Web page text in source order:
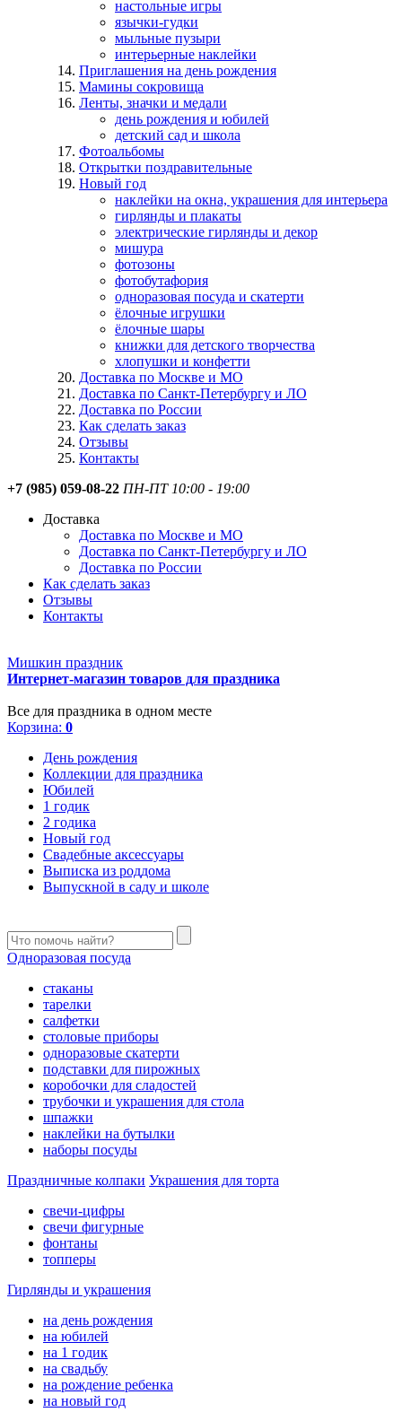
настольные игры
язычки-гудки
мыльные пузыри
интерьерные наклейки
Приглашения на день рождения
Мамины сокровища
Ленты, значки и медали
день рождения и юбилей
детский сад и школа
Фотоальбомы
Открытки поздравительные
Новый год
наклейки на окна, украшения для интерьера
гирлянды и плакаты
электрические гирлянды и декор
мишура
фотозоны
фотобутафория
одноразовая посуда и скатерти
ёлочные игрушки
ёлочные шары
книжки для детского творчества
хлопушки и конфетти
Доставка по Москве и МО
Доставка по Санкт-Петербургу и ЛО
Доставка по России
Как сделать заказ
Отзывы
Контакты
+7 (985) 059-08-22 ПН-ПТ 10:00 - 19:00
Доставка
Доставка по Москве и МО
Доставка по Санкт-Петербургу и ЛО
Доставка по России
Как сделать заказ
Отзывы
Контакты
Мишкин праздник
Интернет-магазин товаров для праздника
Все для праздника в одном месте
Корзина: 0
День рождения
Коллекции для праздника
Юбилей
1 годик
2 годика
Новый год
Свадебные аксессуары
Выписка из роддома
Выпускной в саду и школе
Одноразовая посуда
стаканы
тарелки
салфетки
столовые приборы
одноразовые скатерти
подставки для пирожных
коробочки для сладостей
трубочки и украшения для стола
шпажки
наклейки на бутылки
наборы посуды
Праздничные колпаки Украшения для торта
свечи-цифры
свечи фигурные
фонтаны
топперы
Гирлянды и украшения
на день рождения
на юбилей
на 1 годик
на свадьбу
на рождение ребенка
на новый год